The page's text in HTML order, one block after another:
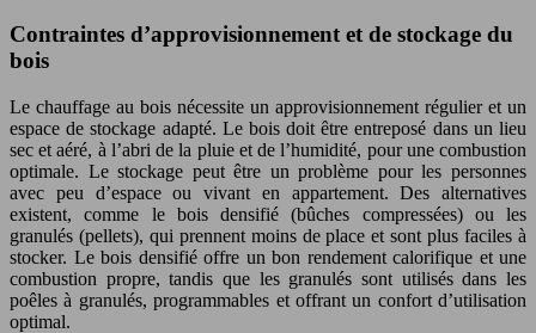
Contraintes d’approvisionnement et de stockage du
bois
Le chauffage au bois nécessite un approvisionnement régulier et un
espace de stockage adapté. Le bois doit être entreposé dans un lieu
sec et aéré, à l’abri de la pluie et de l’humidité, pour une combustion
optimale. Le stockage peut être un problème pour les personnes
avec peu d’espace ou vivant en appartement. Des alternatives
existent, comme le bois densifié (bûches compressées) ou les
granulés (pellets), qui prennent moins de place et sont plus faciles à
stocker. Le bois densifié offre un bon rendement calorifique et une
combustion propre, tandis que les granulés sont utilisés dans les
poêles à granulés, programmables et offrant un confort d’utilisation
optimal.